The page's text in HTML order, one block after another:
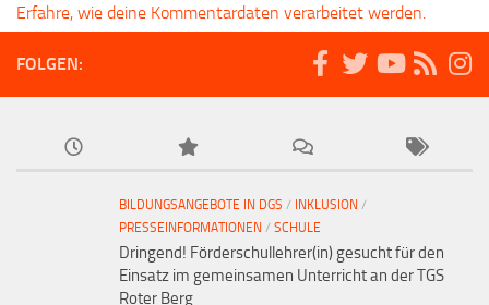
Erfahre, wie deine Kommentardaten verarbeitet werden.
FOLGEN:
BILDUNGSANGEBOTE IN DGS / INKLUSION /
PRESSEINFORMATIONEN / SCHULE
Dringend! Förderschullehrer(in) gesucht für den
Einsatz im gemeinsamen Unterricht an der TGS
Roter Berg